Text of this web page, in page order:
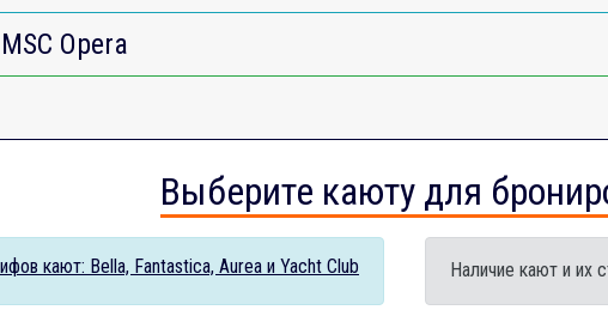
Opera
Выберите каюту для
кают: Bella, Fantastica, Aurea и Yacht Club Наличие кают и их